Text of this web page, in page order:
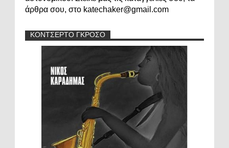
άρθρα σου, στο katechaker@gmail.com
ΚΟΝΤΣΕΡΤΟ ΓΚΡΟΣΟ